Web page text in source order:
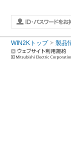
WIN2Kトップ 製品